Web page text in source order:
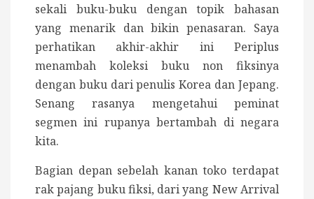
sekali buku-buku dengan topik bahasan
yang menarik dan bikin penasaran. Saya
perhatikan akhir-akhir ini Periplus
menambah koleksi buku non fiksinya
dengan buku dari penulis Korea dan Jepang.
Senang rasanya mengetahui peminat
segmen ini rupanya bertambah di negara
kita.
Bagian depan sebelah kanan toko terdapat
rak pajang buku fiksi, dari yang New Arrival